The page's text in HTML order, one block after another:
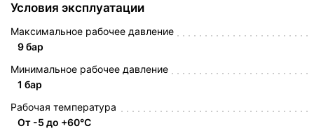
Условия эксплуатации
Максимальное рабочее давление
9 бар
Минимальное рабочее давление
1 бар
Рабочая температура
От -5 до +60°C